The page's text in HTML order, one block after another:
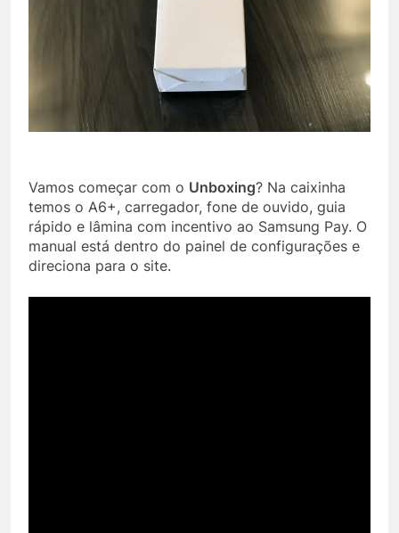
Vamos começar com o Unboxing? Na caixinha
temos o A6+, carregador, fone de ouvido, guia
rápido e lâmina com incentivo ao Samsung Pay. O
manual está dentro do painel de configurações e
direciona para o site.